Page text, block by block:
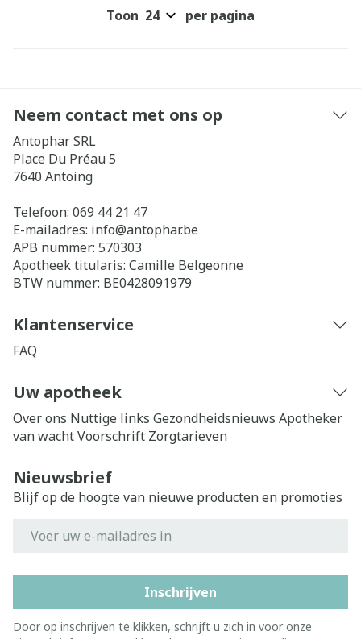
Toon per pagina
Neem contact met ons op
Antophar SRL
Place Du Préau 5
7640 Antoing
Telefoon: 069 44 21 47
E-mailadres: info@antophar.be
APB nummer: 570303
Apotheek titularis: Camille Belgeonne
BTW nummer: BE0428091979
Klantenservice
FAQ
Uw apotheek
Over ons Nuttige links Gezondheidsnieuws Apotheker
van wachtVoorschrift Zorgtarieven
Nieuwsbrief
Blijf op de hoogte van nieuwe producten en promoties
Inschrijven
Door op inschrijven te klikken, schrijft u zich in voor onze